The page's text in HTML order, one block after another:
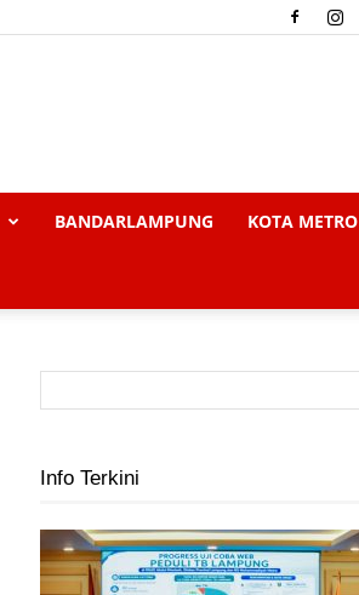
BANDARLAMPUNG KOTA METRO
Info Terkini